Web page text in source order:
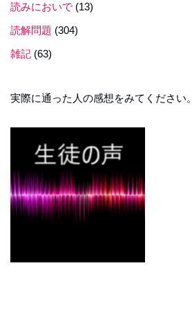
読みにおいで (13)
読解問題 (304)
雑記 (63)
実際に通った人の感想をみてください。